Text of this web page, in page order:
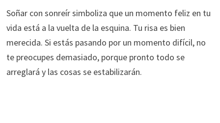
Soñar con sonreír simboliza que un momento feliz en tu
vida está a la vuelta de la esquina. Tu risa es bien
merecida. Si estás pasando por un momento difícil, no
te preocupes demasiado, porque pronto todo se
arreglará y las cosas se estabilizarán.